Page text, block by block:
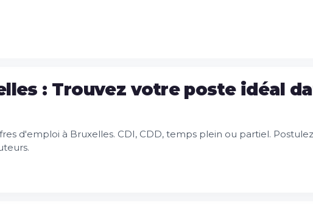
: Trouvez votre poste idéal
d'emploi à Bruxelles. CDI, CDD, temps plein ou partiel.